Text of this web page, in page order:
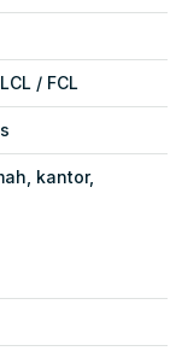
/ FCL
kantor,